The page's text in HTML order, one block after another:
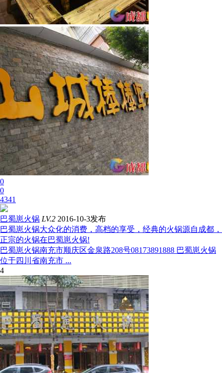
0
0
4341
巴蜀崽火锅 LV.2 2016-10-3发布
巴蜀崽火锅大众化的消费，高档的享受，经典的火锅源自成都，
正宗的火锅在巴蜀崽火锅!
巴蜀崽火锅南充市顺庆区金泉路208号08173891888 巴蜀崽火锅
位于四川省南充市 ...
4